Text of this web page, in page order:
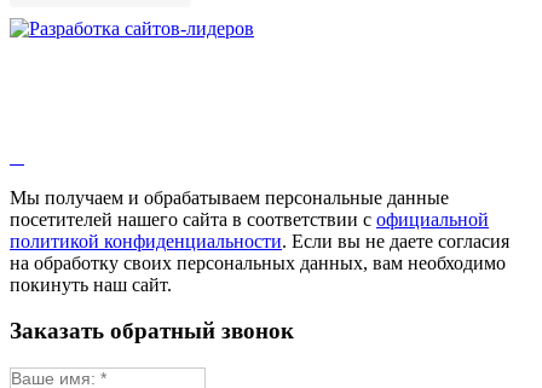
Змееголовник
Мыльнянка
Мята
Овсяный корень
Огуречная трава
Пустырник
Репешок
Мы получаем и обрабатываем персональные данные
посетителей нашего сайта в соответствии с официальной
политикой конфиденциальности. Если вы не даете согласия
на обработку своих персональных данных, вам необходимо
покинуть наш сайт.
Заказать обратный звонок